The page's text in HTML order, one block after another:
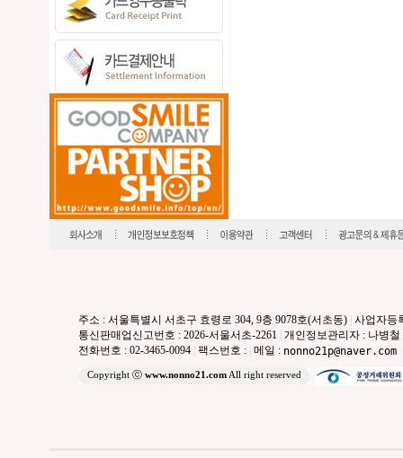
주소 : 서울특별시 서초구 효령로 304, 9층 9078호(서초동) 사업자등
통신판매업신고번호 : 2026-서울서초-2261 개인정보관리자 : 나병철
전화번호 : 02-3465-0094 팩스번호 : 메일 : nonno21p@naver.com
Copyright ⓒ www.nonno21.comAll right reserved